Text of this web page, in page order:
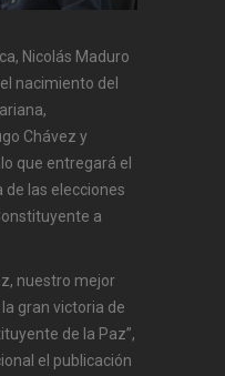
Nicolás Maduro
nacimiento del
Chávez y
que entregará el
de las elecciones
a
nuestro mejor
gran victoria de
de la Paz”,
el publicación